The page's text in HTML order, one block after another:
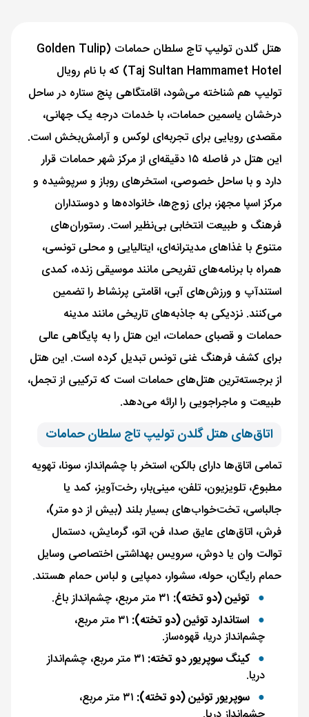
هتل گلدن تولیپ تاج سلطان حمامات (Golden Tulip
Taj Sultan Hammamet Hotel) که با نام رویال
تولیپ هم شناخته می‌شود، اقامتگاهی پنج ستاره در ساحل
درخشان یاسمین حمامات، با خدمات درجه یک جهانی،
مقصدی رویایی برای تجربه‌ای لوکس و آرامش‌بخش است.
این هتل در فاصله ۱۵ دقیقه‌ای از مرکز شهر حمامات قرار
دارد و با ساحل خصوصی، استخرهای روباز و سرپوشیده و
مرکز اسپا مجهز، برای زوج‌ها، خانواده‌ها و دوستداران
فرهنگ و طبیعت انتخابی بی‌نظیر است. رستوران‌های
متنوع با غذاهای مدیترانه‌ای، ایتالیایی و محلی تونسی،
همراه با برنامه‌های تفریحی مانند موسیقی زنده، کمدی
استندآپ و ورزش‌های آبی، اقامتی پرنشاط را تضمین
می‌کنند. نزدیکی به جاذبه‌های تاریخی مانند مدینه
حمامات و قصبای حمامات، این هتل را به پایگاهی عالی
برای کشف فرهنگ غنی تونس تبدیل کرده است. این هتل
از برجسته‌ترین هتل‌های حمامات است که ترکیبی از تجمل،
طبیعت و ماجراجویی را ارائه می‌دهد.
اتاق‌های هتل گلدن تولیپ تاج سلطان حمامات
تمامی اتاق‌ها دارای بالکن، استخر با چشم‌انداز، سونا، تهویه
مطبوع، تلویزیون، تلفن، مینی‌بار، رخت‌آویز، کمد یا
جالباسی، تخت‌خواب‌های بسیار بلند (بیش از دو متر)،
فرش، اتاق‌های عایق صدا، فن، اتو، گرمایش، دستمال
توالت وان یا دوش، سرویس بهداشتی اختصاصی وسایل
حمام رایگان، حوله، سشوار، دمپایی و لباس حمام هستند.
توئین (دو تخته):
استاندارد توئین (دو تخته):
۳۱ متر مربع،
چشم‌انداز دریا، قهوه‌ساز.
کینگ سوپریور دو تخته:
۳۱ متر مربع، چشم‌انداز
دریا.
سوپریور توئین (دو تخته):
۳۱ متر مربع،